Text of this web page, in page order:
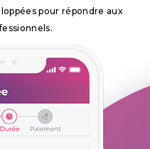
pour répondre aux